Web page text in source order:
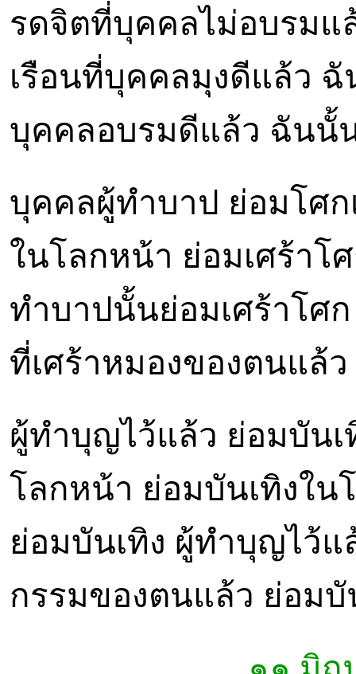
รดจิตที่บุคคลไม่อบรมแ
เรือนที่บุคคลมุงดีแล้ว
บุคคลอบรมดีแล้ว ฉันนั้
บุคคลผู้ทำบาป ย่อมโศก
ในโลกหน้า ย่อมเศร้าโ
ทำบาปนั้นย่อมเศร้าโศ
ที่เศร้าหมองของตนแล้
ผู้ทำบุญไว้แล้ว ย่อมบันเ
โลกหน้า ย่อมบันเทิงใ
ย่อมบันเทิง ผู้ทำบุญไว้
กรรมของตนแล้ว ย่อมบั